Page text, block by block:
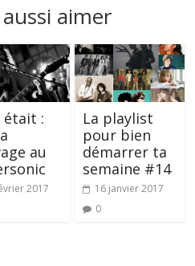
aimer
était :
au
2017
La playlist
pour bien
démarrer ta
semaine #14
16 janvier 2017
0